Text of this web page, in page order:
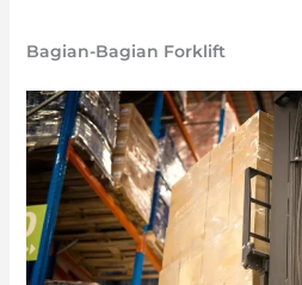
Bagian-Bagian Forklift